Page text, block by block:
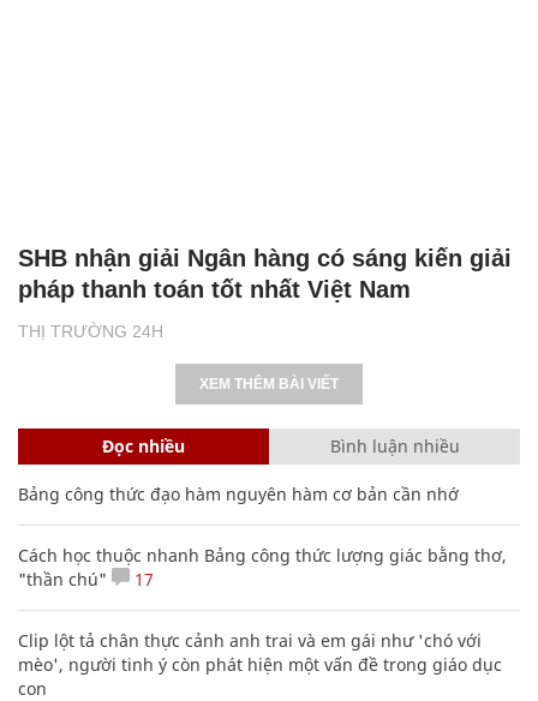
THỊ TRƯỜNG 24H
SHB nhận giải Ngân hàng có sáng kiến giải
pháp thanh toán tốt nhất Việt Nam
XEM THÊM BÀI VIẾT
Đọc nhiều Bình luận nhiều
Bảng công thức đạo hàm nguyên hàm cơ bản cần nhớ
Cách học thuộc nhanh Bảng công thức lượng giác bằng thơ,
"thần chú"
17
Clip lột tả chân thực cảnh anh trai và em gái như 'chó với
mèo', người tinh ý còn phát hiện một vấn đề trong giáo dục
con